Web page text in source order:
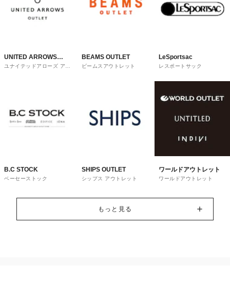
UNITED ARROWS
OUTLET
ユナイテッドアローズ アウ
BEAMS OUTLET
ビームスアウトレット
LeSportsac
レスポートサック
B.C STOCK
ベーセーストック
SHIPS OUTLET
シップス アウトレット
ワールドアウトレット
ワールドアウトレット
もっと見る